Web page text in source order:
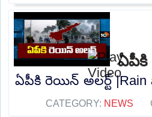
ఏపీకి
ఏపీకి రెయిన్ అలర్ట్ |Rain
CATEGORY: NEWS